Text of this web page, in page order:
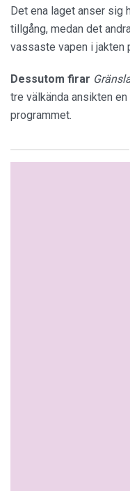
Det ena laget anser
tillgång, medan det
vassaste vapen i jakten
Dessutom firar
tre välkända ansikten
programmet.